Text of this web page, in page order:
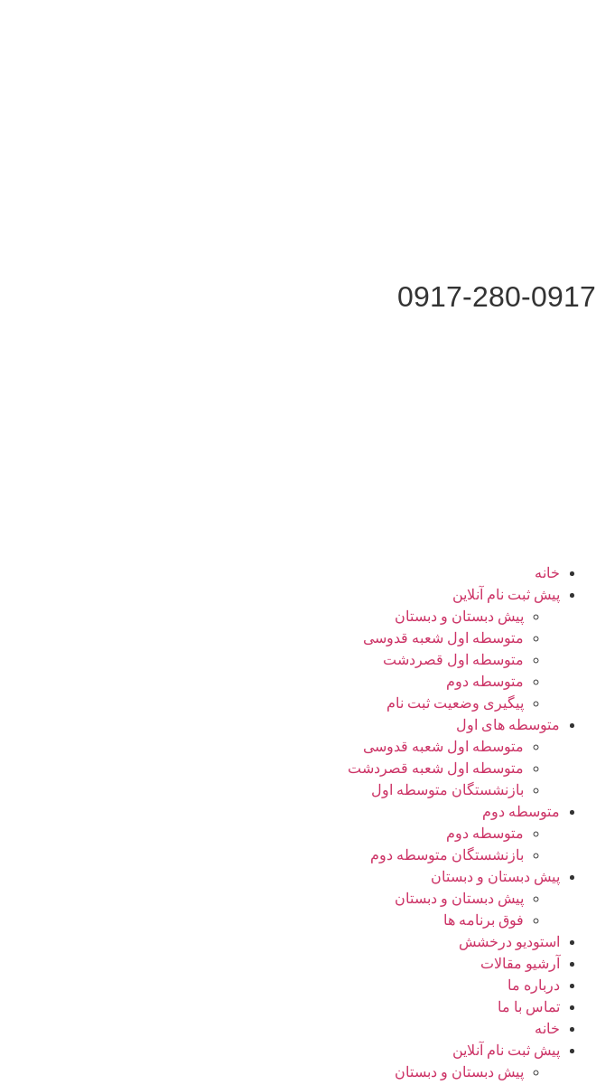
0917-280-0917
خانه
پیش ثبت نام آنلاین
پیش دبستان و دبستان
متوسطه اول شعبه قدوسی
متوسطه اول قصردشت
متوسطه دوم
پیگیری وضعیت ثبت نام
متوسطه های اول
متوسطه اول شعبه قدوسی
متوسطه اول شعبه قصردشت
بازنشستگان متوسطه اول
متوسطه دوم
متوسطه دوم
بازنشستگان متوسطه دوم
پیش دبستان و دبستان
پیش دبستان و دبستان
فوق برنامه ها
استودیو درخشش
آرشیو مقالات
درباره ما
تماس با ما
خانه
پیش ثبت نام آنلاین
پیش دبستان و دبستان